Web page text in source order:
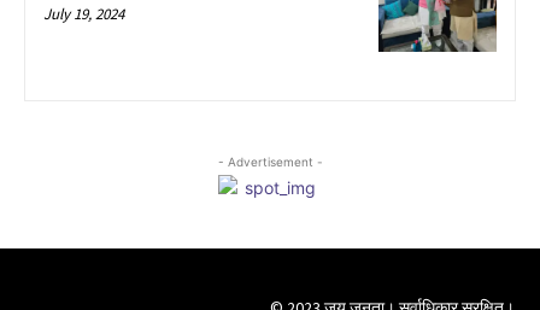
July 19, 2024
- Advertisement -